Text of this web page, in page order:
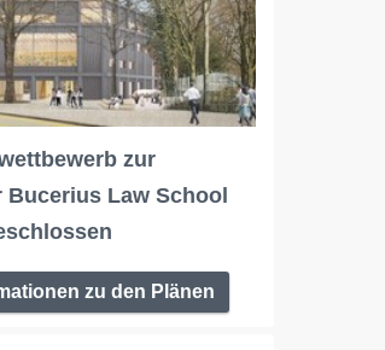
zur
Law School
zu den Plänen